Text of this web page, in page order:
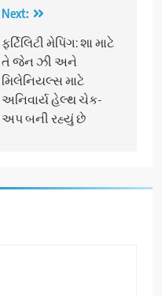
Next:
ફર્ટિલિટી મેપિંગ: શા માટે
તે જેન ઝી અને
મિલેનિયલ્સ માટે
અનિવાર્ય હેલ્થ ચેક-
અપ બની રહ્યું છે